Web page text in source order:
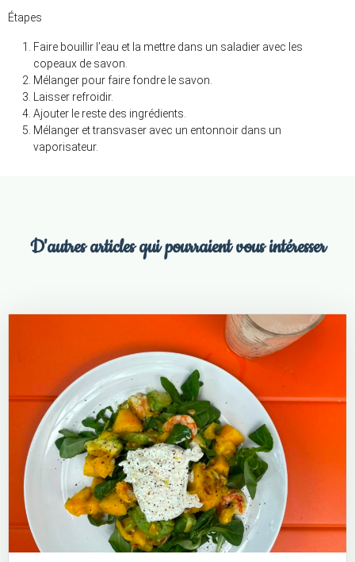
Étapes
Faire bouillir l’eau et la mettre dans un saladier avec les
copeaux de savon.
Mélanger pour faire fondre le savon.
Laisser refroidir.
Ajouter le reste des ingrédients.
Mélanger et transvaser avec un entonnoir dans un
vaporisateur.
D'autres articles qui pourraient vous intéresser